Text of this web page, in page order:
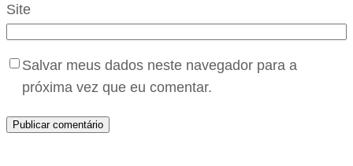
Site
Salvar meus dados neste navegador para a
próxima vez que eu comentar.